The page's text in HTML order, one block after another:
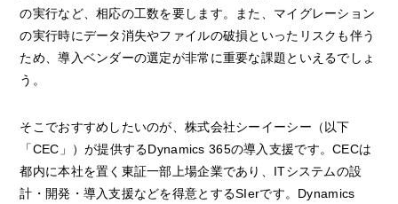
の実行など、相応の工数を要します。また、マイグレーション
の実行時にデータ消失やファイルの破損といったリスクも伴う
ため、導入ベンダーの選定が非常に重要な課題といえるでしょ
う。
そこでおすすめしたいのが、株式会社シーイーシー（以下
「CEC」）が提供するDynamics 365の導入支援です。CECは
都内に本社を置く東証一部上場企業であり、ITシステムの設
計・開発・導入支援などを得意とするSIerです。Dynamics